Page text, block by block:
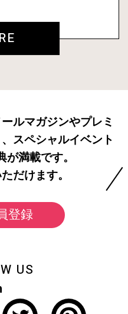
ルマガジンやプレミ
スペシャルイベント
満載です。
だけます。
登録
US